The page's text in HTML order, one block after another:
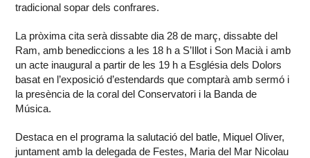
tradicional sopar dels confrares.
La pròxima cita serà dissabte dia 28 de març, dissabte del
Ram, amb benediccions a les 18 h a S’Illot i Son Macià i amb
un acte inaugural a partir de les 19 h a Església dels Dolors
basat en l’exposició d’estendards que comptarà amb sermó i
la presència de la coral del Conservatori i la Banda de
Música.
Destaca en el programa la salutació del batle, Miquel Oliver,
juntament amb la delegada de Festes, Maria del Mar Nicolau